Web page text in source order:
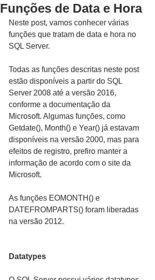
Funções de Data e Hora
Neste post, vamos conhecer várias
funções que tratam de data e hora no
SQL Server.
Todas as funções descritas neste post
estão disponíveis a partir do SQL
Server 2008 até a versão 2016,
conforme a documentação da
Microsoft. Algumas funções, como
Getdate(), Month() e Year() já estavam
disponíveis na versão 2000, mas para
efeitos de registro, prefiro manter a
informação de acordo com o site da
Microsoft.
As funções EOMONTH() e
DATEFROMPARTS() foram liberadas
na versão 2012.
Datatypes